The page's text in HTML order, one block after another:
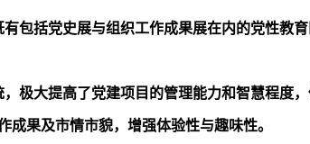
包括党史展与组织工作成果展在内的党性教
极大提高了党建项目的管理能力和智慧程度
果及市情市貌，增强体验性与趣味性。